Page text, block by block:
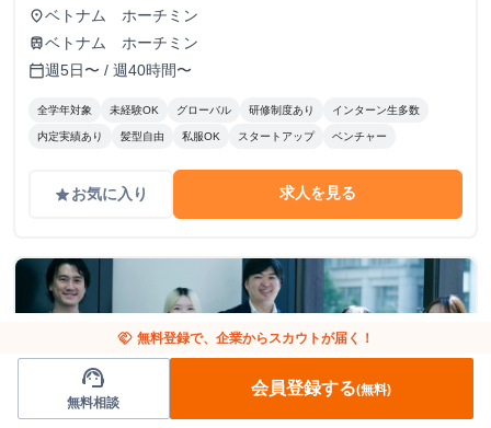
placeベトナム ホーチミン
trainベトナム ホーチミン
calendar_today週5日〜 / 週40時間〜
全学年対象 未経験OK グローバル 研修制度あり インターン生多数
内定実績あり 髪型自由 私服OK スタートアップ ベンチャー
gradeお気に入り 求人を見る
handshake 無料登録で、企業からスカウトが届く！
support_agent
無料相談
会員登録する(無料)